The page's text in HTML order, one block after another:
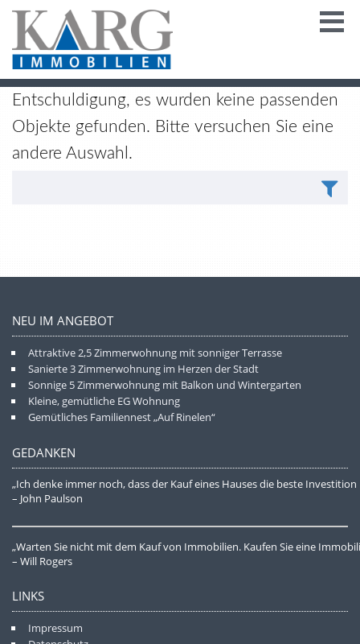
Entschuldigung, es wurden keine passenden
Objekte gefunden. Bitte versuchen Sie eine
andere Auswahl.
NEU IM ANGEBOT
Attraktive 2,5 Zimmerwohnung mit sonniger Terrasse
Sanierte 3 Zimmerwohnung im Herzen der Stadt
Sonnige 5 Zimmerwohnung mit Balkon und Wintergarten
Kleine, gemütliche EG Wohnung
Gemütliches Familiennest „Auf Rinelen“
GEDANKEN
„Ich denke immer noch, dass der Kauf eines Hauses die beste
– John Paulson
„Warten Sie nicht mit dem Kauf von Immobilien. Kaufen Sie eine
– Will Rogers
LINKS
Impressum